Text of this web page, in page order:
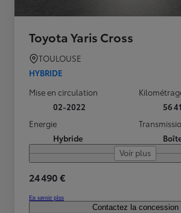
Toyota Yaris Cross
TOULOUSE
HYBRIDE
Mise en circulation
02-2022
56
Energie
Hybride
Voir plus
24 490 €
En savoir plus
Contactez la concession